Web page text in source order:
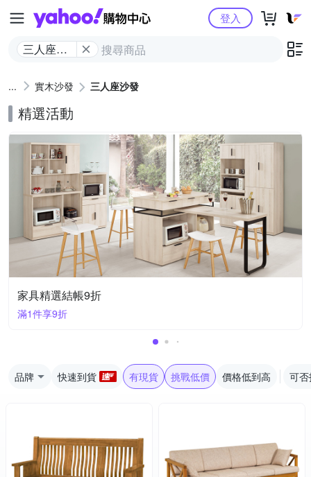
Yahoo購物中心
三人座沙
登入
實木沙發 三人座沙發
精選活動
家具精選結帳9折
滿1件享9折
品牌 快速到貨 有現貨 挑戰低價 價格低到高 可